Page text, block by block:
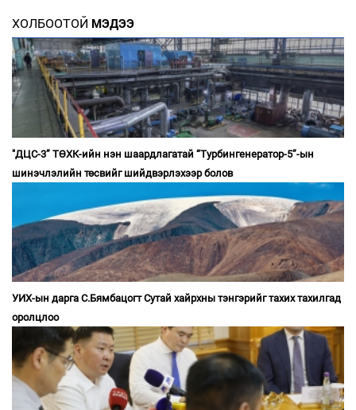
ХОЛБООТОЙ МЭДЭЭ
"ДЦС-3” ТӨХК-ийн нэн шаардлагатай “Турбингенератор-5”-ын
шинэчлэлийн төсвийг шийдвэрлэхээр болов
УИХ-ын дарга С.Бямбацогт Сутай хайрхны тэнгэрийг тахих тахилгад
оролцлоо